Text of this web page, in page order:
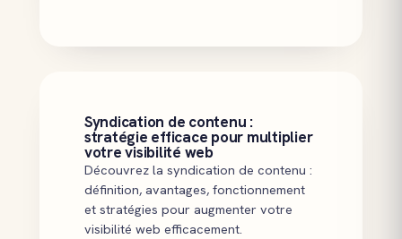
Syndication de contenu :
stratégie efficace pour multiplier
votre visibilité web
Découvrez la syndication de contenu :
définition, avantages, fonctionnement
et stratégies pour augmenter votre
visibilité web efficacement.